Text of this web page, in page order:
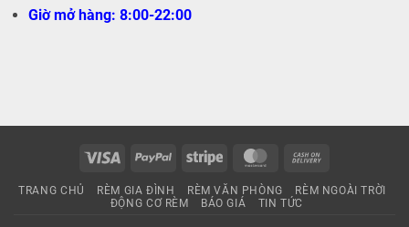
Giờ mở hàng: 8:00-22:00
Visa PayPal Stripe MasterCard
Delivery
TRANG CHỦ RÈM GIA ĐÌNH RÈM VĂN PHÒNG
RÈM NGOÀI TRỜI
ĐỘNG CƠ RÈM
BÁO GIÁ TIN TỨC